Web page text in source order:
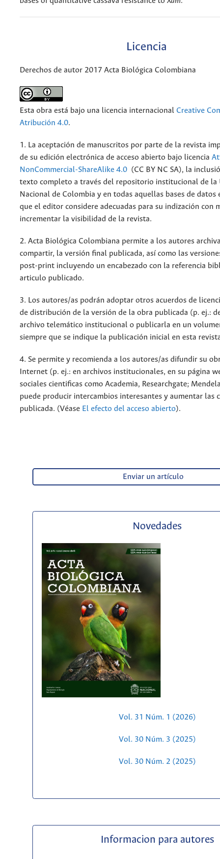
Licencia
Derechos de autor 2017 Acta Biológica Colombiana
Esta obra está bajo una licencia internacional Creative
Atribución 4.0.
1. La aceptación de manuscritos por parte de la revista
de su edición electrónica de acceso abierto bajo licencia
NonCommercial-ShareAlike 4.0 (CC BY NC SA), la
texto completo a través del repositorio institucional de la
Nacional de Colombia y en todas aquellas bases de datos
que el editor considere adecuadas para su indización con
incrementar la visibilidad de la revista.
2. Acta Biológica Colombiana permite a los autores
compartir, la versión final publicada, así como las
post-print incluyendo un encabezado con la referencia
articulo publicado.
3. Los autores/as podrán adoptar otros acuerdos de
de distribución de la versión de la obra publicada (p. ej.:
archivo telemático institucional o publicarla en un
siempre que se indique la publicación inicial en esta
4. Se permite y recomienda a los autores/as difundir su
Internet (p. ej.: en archivos institucionales, en su página
sociales cientificas como Academia, Researchgate;
puede producir intercambios interesantes y aumentar las
publicada. (Véase El efecto del acceso abierto).
Enviar un artículo
Novedades
Vol. 31 Núm. 1 (2026)
Vol. 30 Núm. 3 (2025)
Vol. 30 Núm. 2 (2025)
Informacion para autores